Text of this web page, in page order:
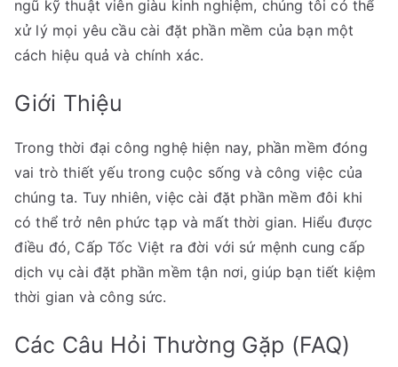
ngũ kỹ thuật viên giàu kinh nghiệm, chúng tôi có thể
xử lý mọi yêu cầu cài đặt phần mềm của bạn một
cách hiệu quả và chính xác.
Giới Thiệu
Trong thời đại công nghệ hiện nay, phần mềm đóng
vai trò thiết yếu trong cuộc sống và công việc của
chúng ta. Tuy nhiên, việc cài đặt phần mềm đôi khi
có thể trở nên phức tạp và mất thời gian. Hiểu được
điều đó, Cấp Tốc Việt ra đời với sứ mệnh cung cấp
dịch vụ cài đặt phần mềm tận nơi, giúp bạn tiết kiệm
thời gian và công sức.
Các Câu Hỏi Thường Gặp (FAQ)